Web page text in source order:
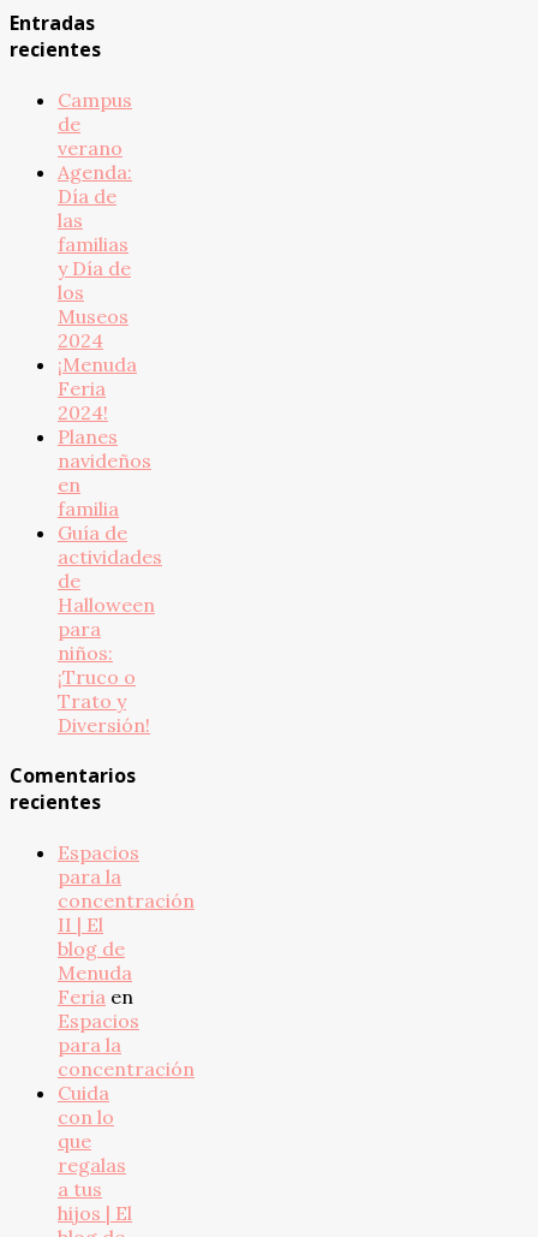
Entradas
recientes
Campus
de
verano
Agenda:
Día de
las
familias
y Día de
los
Museos
2024
¡Menuda
Feria
2024!
Planes
navideños
en
familia
Guía de
actividades
de
Halloween
para
niños:
¡Truco o
Trato y
Diversión!
Comentarios
recientes
Espacios
para la
concentración
II | El
blog de
Menuda
Feria en
Espacios
para la
concentración
Cuida
con lo
que
regalas
a tus
hijos | El